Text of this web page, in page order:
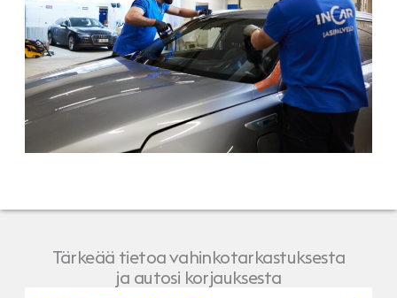
Tärkeää tietoa vahinkotarkastuksesta
ja autosi korjauksesta